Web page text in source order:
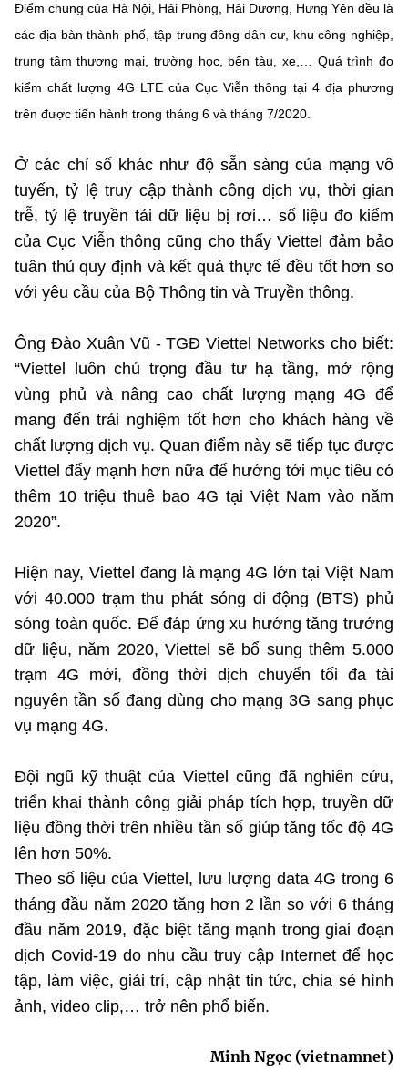
Cơ quan chủ quản: Bộ Khoa học và Công nghệ (MST)
Chịu trách nhiệm nội dung: Nguyễn Thị Hải Hằng Giám đốc
Trung tâm Truyền thông Khoa học và Công nghệ.
Liên hệ
Địa chỉ: Ban Biên tập Cổng TTĐT - 18 Nguyễn Du, TP. Hà Nội
Điện thoại: 024 3936 9506
Email: stc@mst.gov.vn
Theo dõi MST trên
©2025 Bản quyền thuộc Bộ Khoa Học và Công Nghệ
(Ghi rõ nguồn "https://mst.gov.vn" khi phát hành lại thông tin
từ website này)
Điểm chung của Hà Nội, Hải Phòng, Hải Dương, Hưng Yên đều là
các địa bàn thành phố, tập trung đông dân cư, khu công nghiệp,
trung tâm thương mại, trường học, bến tàu, xe,… Quá trình đo
kiểm chất lượng 4G LTE của Cục Viễn thông tại 4 địa phương
trên được tiến hành trong tháng 6 và tháng 7/2020.
Ở các chỉ số khác như độ sẵn sàng của mạng vô
tuyến, tỷ lệ truy cập thành công dịch vụ, thời gian
trễ, tỷ lệ truyền tải dữ liệu bị rơi… số liệu đo kiểm
của Cục Viễn thông cũng cho thấy Viettel đảm bảo
tuân thủ quy định và kết quả thực tế đều tốt hơn so
với yêu cầu của Bộ Thông tin và Truyền thông.
Ông Đào Xuân Vũ - TGĐ Viettel Networks cho biết:
“Viettel luôn chú trọng đầu tư hạ tầng, mở rộng
vùng phủ và nâng cao chất lượng mạng 4G để
mang đến trải nghiệm tốt hơn cho khách hàng về
chất lượng dịch vụ. Quan điểm này sẽ tiếp tục được
Viettel đẩy mạnh hơn nữa để hướng tới mục tiêu có
thêm 10 triệu thuê bao 4G tại Việt Nam vào năm
2020”.
Hiện nay, Viettel đang là mạng 4G lớn tại Việt Nam
với 40.000 trạm thu phát sóng di động (BTS) phủ
sóng toàn quốc. Để đáp ứng xu hướng tăng trưởng
dữ liệu, năm 2020, Viettel sẽ bổ sung thêm 5.000
trạm 4G mới, đồng thời dịch chuyển tối đa tài
nguyên tần số đang dùng cho mạng 3G sang phục
vụ mạng 4G.
Đội ngũ kỹ thuật của Viettel cũng đã nghiên cứu,
triển khai thành công giải pháp tích hợp, truyền dữ
liệu đồng thời trên nhiều tần số giúp tăng tốc độ 4G
lên hơn 50%.
Theo số liệu của Viettel, lưu lượng data 4G trong 6
tháng đầu năm 2020 tăng hơn 2 lần so với 6 tháng
đầu năm 2019, đặc biệt tăng mạnh trong giai đoạn
dịch Covid-19 do nhu cầu truy cập Internet để học
tập, làm việc, giải trí, cập nhật tin tức, chia sẻ hình
ảnh, video clip,… trở nên phổ biến.
Minh Ngọc (vietnamnet)